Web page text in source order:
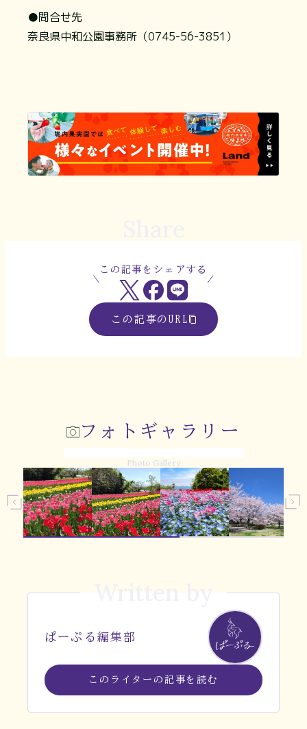
●問合せ先
奈良県中和公園事務所（0745-56-3851）
この記事をシェアする
この記事のURL
フォトギャラリー
Photo Gallery
ぱーぷる編集部
このライターの記事を読む